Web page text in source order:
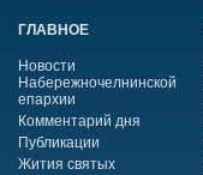
ГЛАВНОЕ
Новости
Набережночелнинской
епархии
Комментарий дня
Публикации
Жития святых